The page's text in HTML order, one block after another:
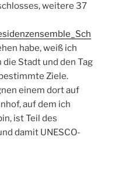
weitere 37
habe, weiß ich
Stadt und den Tag
Ziele.
einem dort auf
auf dem ich
ist Teil des
damit UNESCO-